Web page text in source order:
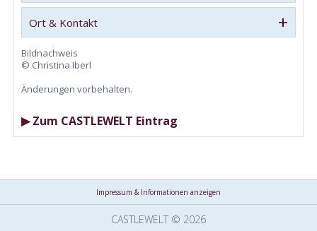
Ort & Kontakt +
Bildnachweis
© Christina Iberl
Änderungen vorbehalten.
▶ Zum CASTLEWELT Eintrag
Impressum & Informationen anzeigen
CASTLEWELT © 2026